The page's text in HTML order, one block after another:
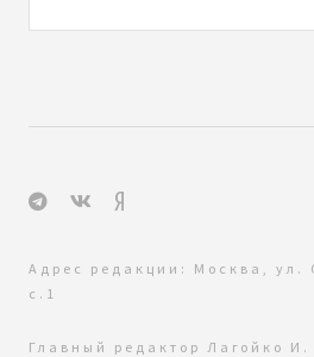
Адрес редакции: Москва, ул.
с.1
Главный редактор Лагойко